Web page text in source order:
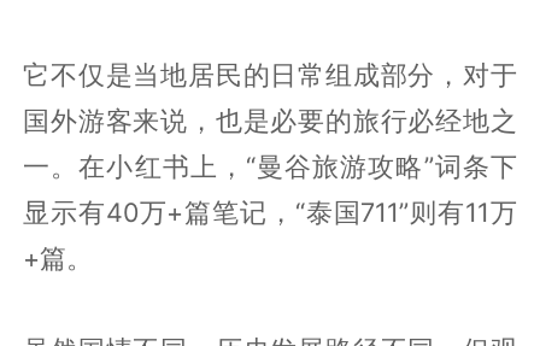
它不仅是当地居民的日常组成部分，对于
国外游客来说，也是必要的旅行必经地之
一。在小红书上，“曼谷旅游攻略”词条下
显示有40万+篇笔记，“泰国711”则有11万
+篇。